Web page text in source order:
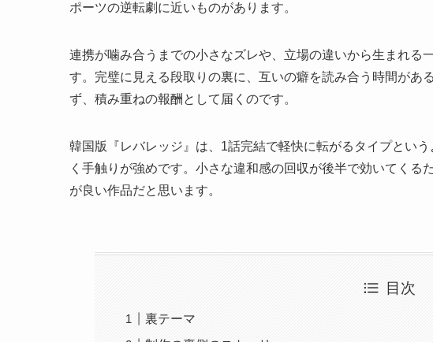
ポーツの逆転劇に近いものがあります。
連携が噛み合うまでの小さなズレや、立場の違いから生まれる
す。完璧に見える段取りの裏に、互いの癖を読み合う時間があ
ず、積み重ねの報酬として届くのです。
韓国版『レバレッジ』は、1話完結で軽快に転がるタイプとい
く手触りが強めです。小さな違和感の回収が後半で効いてくる
が良い作品だと思います。
目次
裏テーマ